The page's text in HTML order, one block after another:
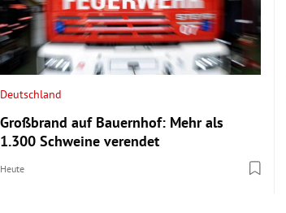
Deutschland
Großbrand auf Bauernhof: Mehr als
1.300 Schweine verendet
Heute